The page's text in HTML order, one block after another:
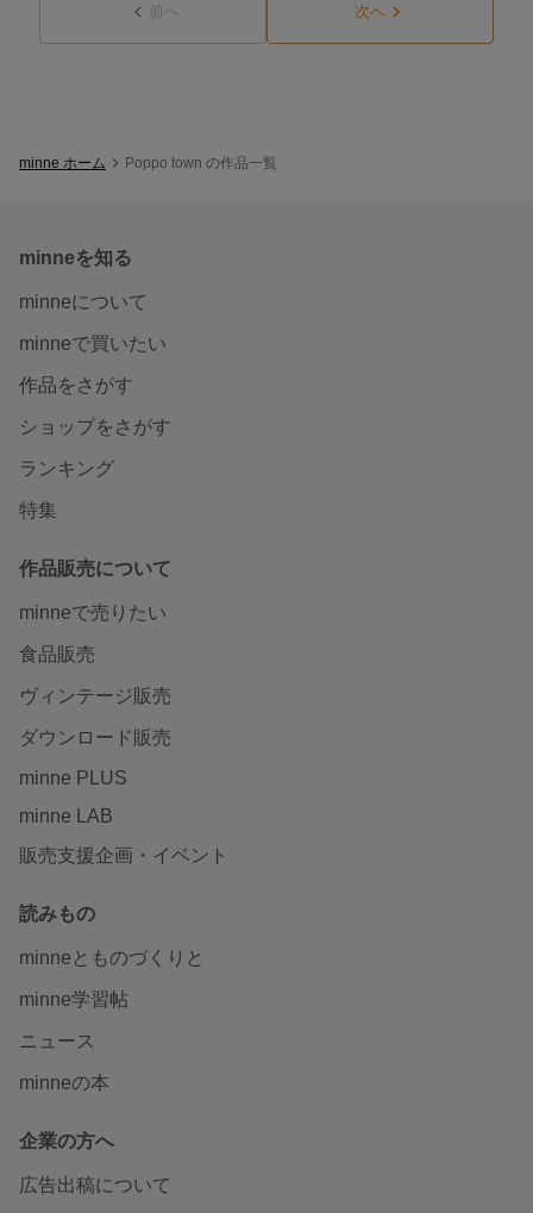
前へ 次へ
minne ホーム Poppo town の作品一覧
minneを知る
minneについて
minneで買いたい
作品をさがす
ショップをさがす
ランキング
特集
作品販売について
minneで売りたい
食品販売
ヴィンテージ販売
ダウンロード販売
minne PLUS
minne LAB
販売支援企画・イベント
読みもの
minneとものづくりと
minne学習帖
ニュース
minneの本
企業の方へ
広告出稿について